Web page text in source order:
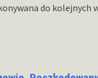
do kolejnych